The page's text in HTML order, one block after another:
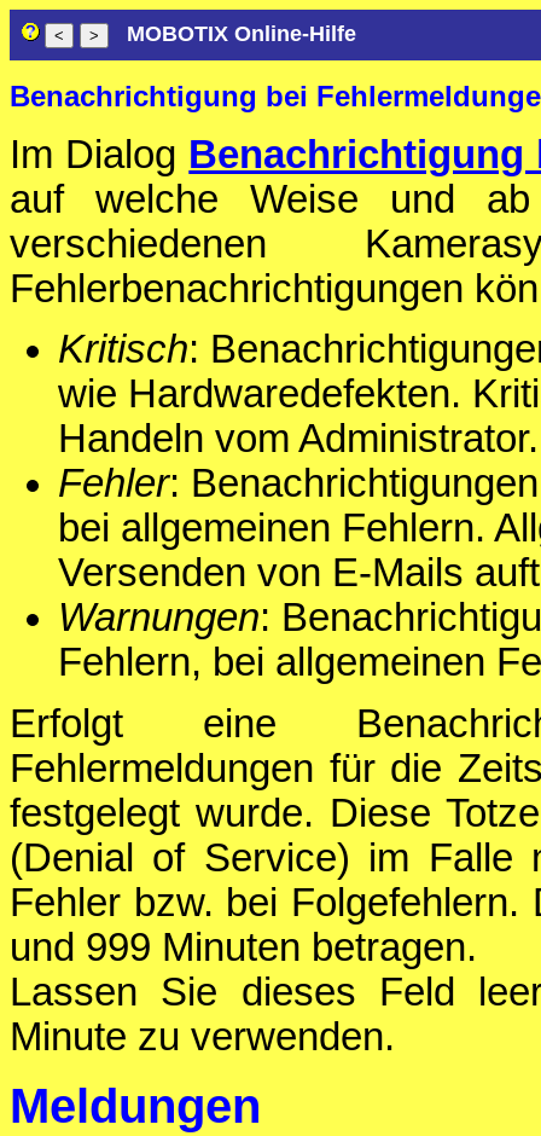
MOBOTIX Online-Hilfe
Benachrichtigung bei
Im Dialog Benachrichtigung
auf welche Weise und
verschiedenen
Fehlerbenachrichtigungen
Kritisch:
wie Hardwaredefekten.
Handeln vom Administrator.
Fehler:
bei allgemeinen Fehlern.
Versenden von E-Mails
Warnungen:
Fehlern, bei allgemeinen
Erfolgt eine
Fehlermeldungen für die
festgelegt wurde. Diese
(Denial of Service) im Falle
Fehler bzw. bei
und 999 Minuten betragen.
Lassen Sie dieses Feld
Minute zu verwenden.
Meldungen